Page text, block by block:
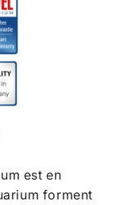
est en
forment